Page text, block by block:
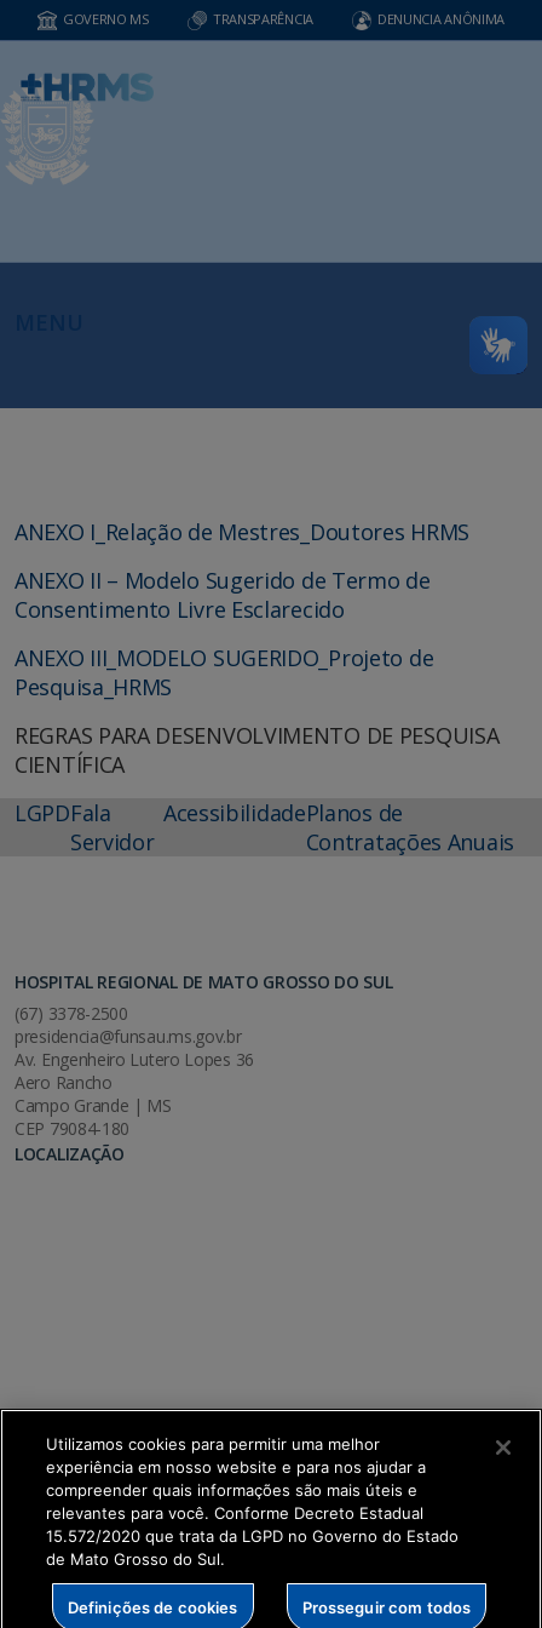
GOVERNO MS TRANSPARÊNCIA DENUNCIA ANÔNIMA
ANEXO I_Relação de Mestres_Doutores HRMS
ANEXO II – Modelo Sugerido de Termo de
Consentimento Livre Esclarecido
ANEXO III_MODELO SUGERIDO_Projeto de
Pesquisa_HRMS
REGRAS PARA DESENVOLVIMENTO DE PESQUISA
CIENTÍFICA
LGPDFala
Servidor
AcessibilidadePlanos de
Contratações Anuais
HOSPITAL REGIONAL DE MATO GROSSO DO SUL
(67) 3378-2500
presidencia@funsau.ms.gov.br
Av. Engenheiro Lutero Lopes 36
Aero Rancho
Campo Grande | MS
CEP 79084-180
LOCALIZAÇÃO
SETDIG | Secretaria-Executiva de Transformação
Digital
Utilizamos cookies para permitir uma melhor
experiência em nosso website e para nos ajudar a
compreender quais informações são mais úteis e
relevantes para você. Conforme Decreto Estadual
15.572/2020 que trata da LGPD no Governo do Estado
de Mato Grosso do Sul.
Definições de cookies Prosseguir com todos